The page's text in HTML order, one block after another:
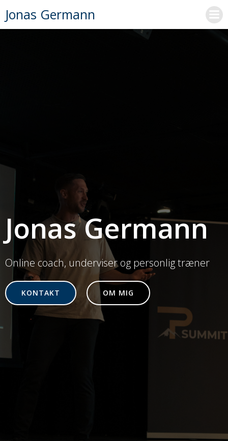
indhold
Jonas Germann
Jonas Germann
Online coach, underviser og personlig træner
KONTAKT OM MIG